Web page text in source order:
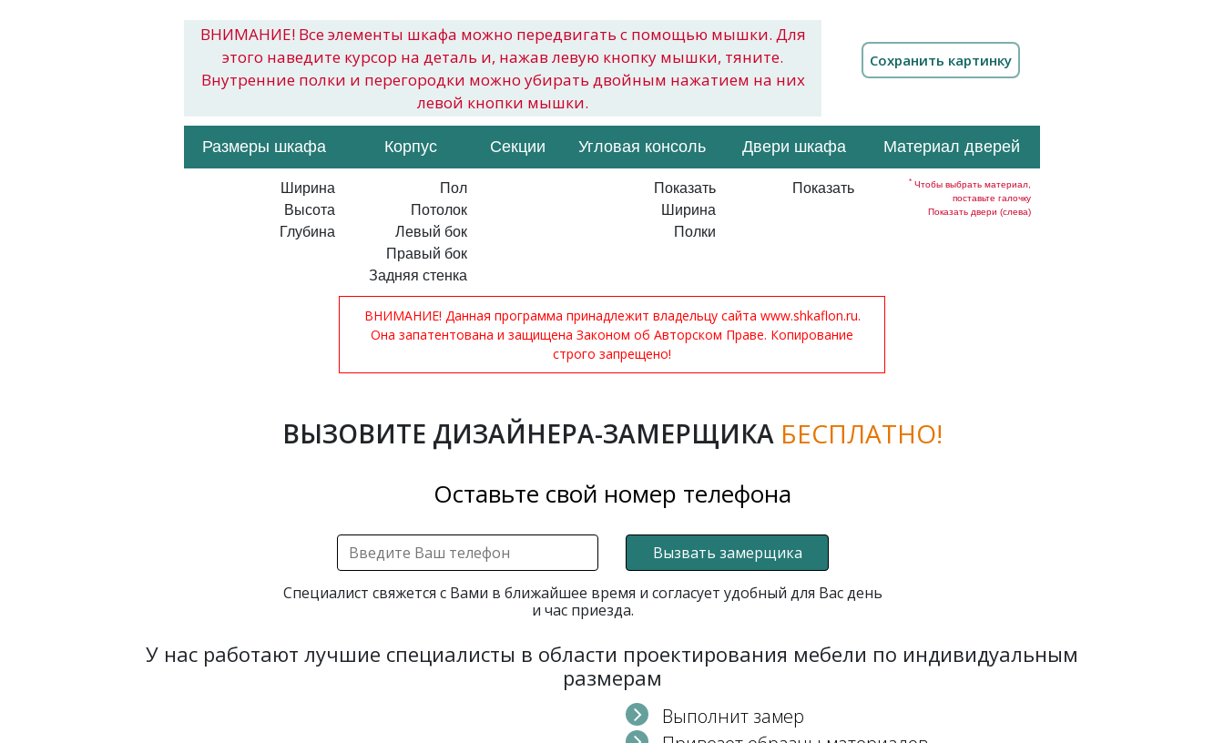
ВНИМАНИЕ! Все элементы шкафа можно передвигать с помощью мышки. Для
этого наведите курсор на деталь и, нажав левую кнопку мышки, тяните.
Внутренние полки и перегородки можно убирать двойным нажатием на них
левой кнопки мышки.
Размеры шкафа Корпус Секции Угловая консоль Двери шкафа Материал дверей
Ширина
Высота
Глубина
Пол
Потолок
Левый бок
Правый бок
Задняя стенка
Показать
Ширина
Полки
Показать * Чтобы выбрать материал,
поставьте галочку
Показать двери (слева)
ВНИМАНИЕ! Данная программа принадлежит владельцу сайта www.shkaflon.ru.
Она запатентована и защищена Законом об Авторском Праве. Копирование
строго запрещено!
ВЫЗОВИТЕ ДИЗАЙНЕРА-ЗАМЕРЩИКА БЕСПЛАТНО!
Оставьте свой номер телефона
Вызвать замерщика
Специалист свяжется с Вами в ближайшее время и согласует удобный для Вас день
и час приезда.
У нас работают лучшие специалисты в области проектирования мебели по индивидуальным
размерам
Выполнит замер